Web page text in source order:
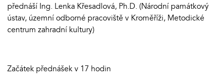
přednáší Ing. Lenka Křesadlová, Ph.D. (Národní památkový
ústav, územní odborné pracoviště v Kroměříži, Metodické
centrum zahradní kultury)
Začátek přednášek v 17 hodin